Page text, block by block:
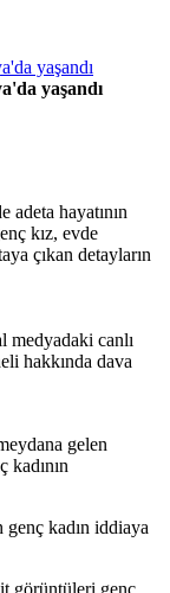
yaşandı
adeta hayatının
kız, evde
çıkan detayların
medyadaki canlı
hakkında dava
gelen
kadının
genç kadın iddiaya
görüntüleri genç